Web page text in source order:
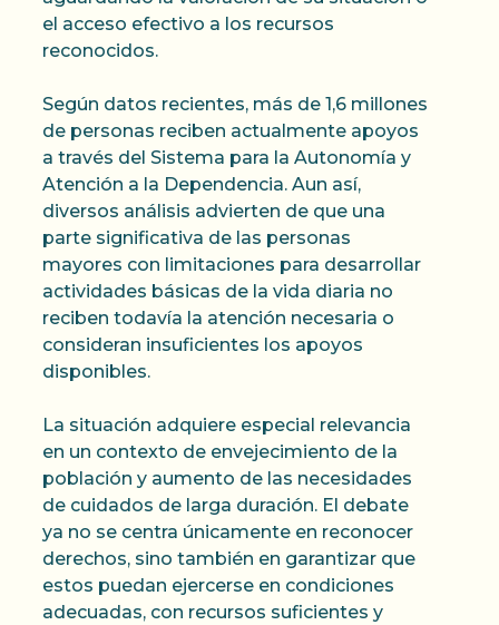
el acceso efectivo a los recursos
reconocidos.
Según datos recientes, más de 1,6 millones
de personas reciben actualmente apoyos
a través del Sistema para la Autonomía y
Atención a la Dependencia. Aun así,
diversos análisis advierten de que una
parte significativa de las personas
mayores con limitaciones para desarrollar
actividades básicas de la vida diaria no
reciben todavía la atención necesaria o
consideran insuficientes los apoyos
disponibles.
La situación adquiere especial relevancia
en un contexto de envejecimiento de la
población y aumento de las necesidades
de cuidados de larga duración. El debate
ya no se centra únicamente en reconocer
derechos, sino también en garantizar que
estos puedan ejercerse en condiciones
adecuadas, con recursos suficientes y